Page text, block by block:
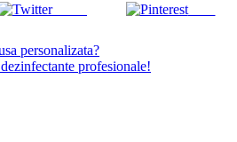
Tweet Save
personalizata?
profesionale!